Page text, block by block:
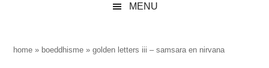
p
i
MENU
home » boeddhisme »golden letters iii – samsara en nirvana